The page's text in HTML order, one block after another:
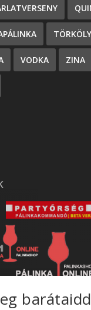
TÖRKÖLY
VODKA ZINA